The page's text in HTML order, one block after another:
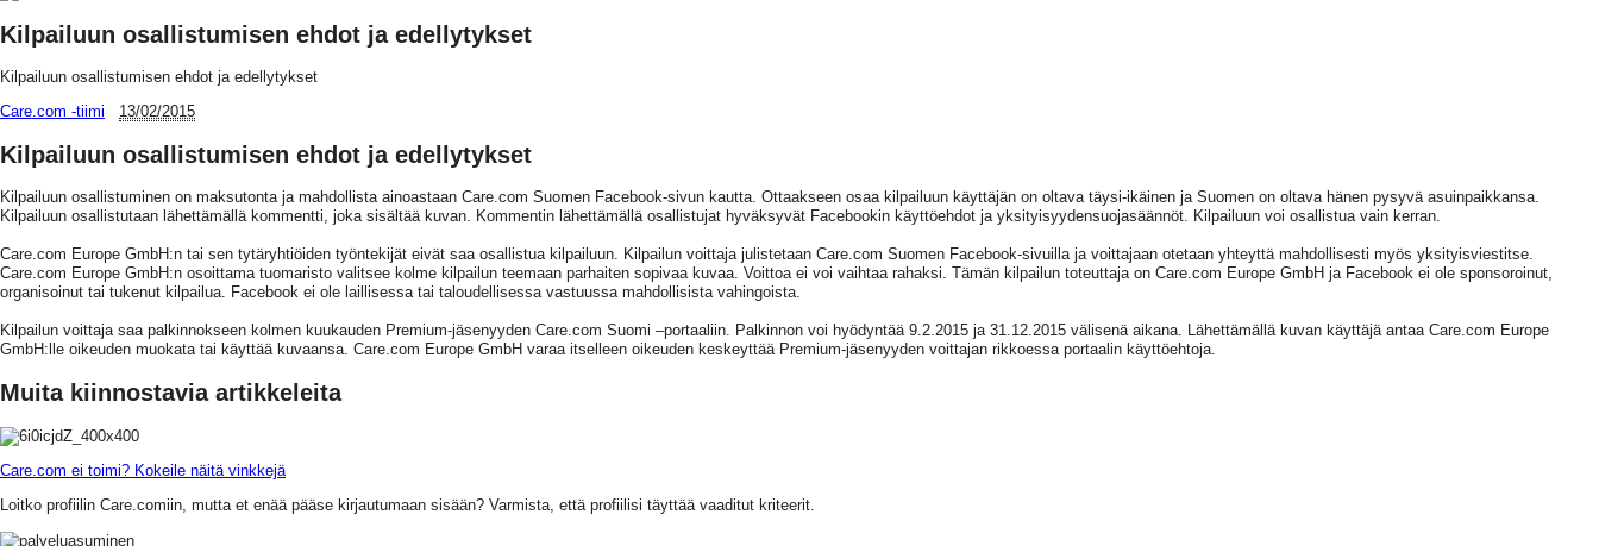
Kilpailuun osallistumisen ehdot ja edellytykset
Kilpailuun osallistumisen ehdot ja edellytykset
Care.com -tiimi
13/02/2015
Kilpailuun osallistumisen ehdot ja edellytykset
Kilpailuun osallistuminen on maksutonta ja mahdollista ainoastaan Care.com Suomen Facebook-sivun kautta. Ottaakseen osaa kilpailuun käyttäjän on oltava täysi-ikäinen ja Suomen on oltava hänen pysyvä asuinpaikkansa.
Kilpailuun osallistutaan lähettämällä kommentti, joka sisältää kuvan. Kommentin lähettämällä osallistujat hyväksyvät Facebookin käyttöehdot ja yksityisyydensuojasäännöt. Kilpailuun voi osallistua vain kerran.
Care.com Europe GmbH:n tai sen tytäryhtiöiden työntekijät eivät saa osallistua kilpailuun. Kilpailun voittaja julistetaan Care.com Suomen Facebook-sivuilla ja voittajaan otetaan yhteyttä mahdollisesti myös yksityisviestitse.
Care.com Europe GmbH:n osoittama tuomaristo valitsee kolme kilpailun teemaan parhaiten sopivaa kuvaa. Voittoa ei voi vaihtaa rahaksi. Tämän kilpailun toteuttaja on Care.com Europe GmbH ja Facebook ei ole sponsoroinut,
organisoinut tai tukenut kilpailua. Facebook ei ole laillisessa tai taloudellisessa vastuussa mahdollisista vahingoista.
Kilpailun voittaja saa palkinnokseen kolmen kuukauden Premium-jäsenyyden Care.com Suomi –portaaliin. Palkinnon voi hyödyntää 9.2.2015 ja 31.12.2015 välisenä aikana. Lähettämällä kuvan käyttäjä antaa Care.com Europe
GmbH:lle oikeuden muokata tai käyttää kuvaansa. Care.com Europe GmbH varaa itselleen oikeuden keskeyttää Premium-jäsenyyden voittajan rikkoessa portaalin käyttöehtoja.
Muita kiinnostavia artikkeleita
Care.com ei toimi? Kokeile näitä vinkkejä
Loitko profiilin Care.comiin, mutta et enää pääse kirjautumaan sisään? Varmista, että profiilisi täyttää vaaditut kriteerit.